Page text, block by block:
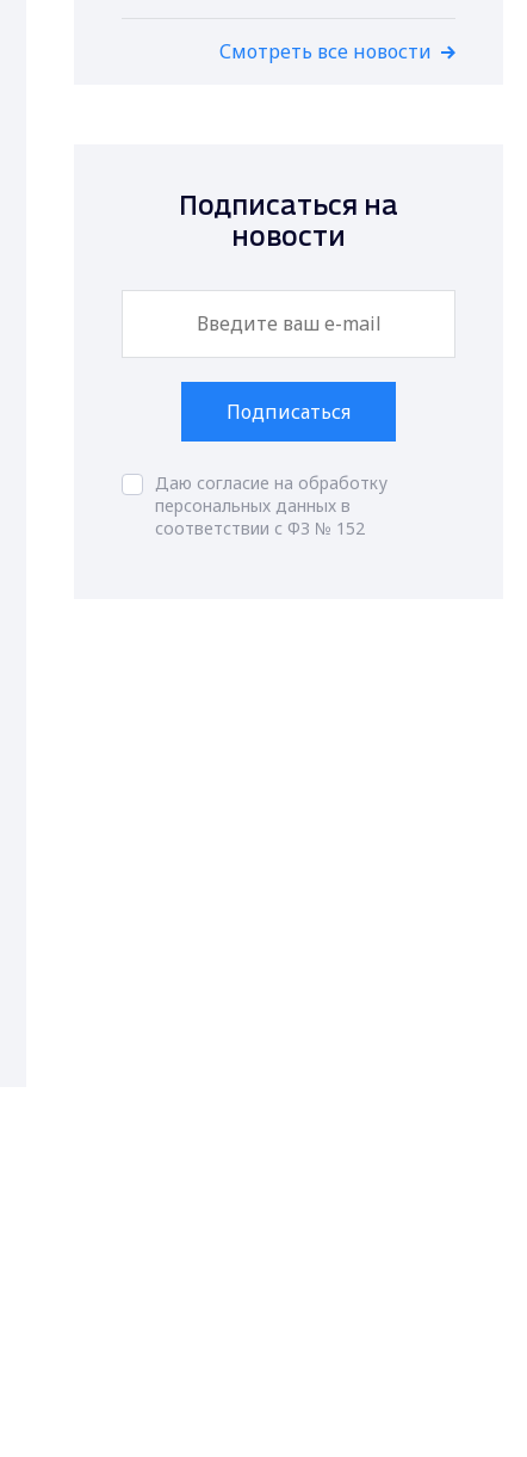
Смотреть все новости
Подписаться на
новости
Подписаться
Даю согласие на обработку
персональных данных в
соответствии с ФЗ № 152